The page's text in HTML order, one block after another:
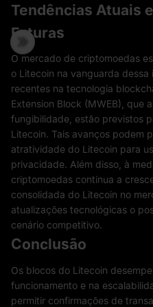
Tendências Atuais
Futuras
O mercado de criptomoedas
o Litecoin na vanguarda
recentes na tecnologia
Extension Block (MWEB), que
fungibilidade, estão previstos
Litecoin. Tais avanços podem
atratividade do Litecoin para
privacidade. Além disso, à
criptomoedas continua a
consolidada do Litecoin no
atualizações tecnológicas o
cenário competitivo.
Conclusão
Os blocos do Litecoin
funcionamento e na
permitir confirmações de